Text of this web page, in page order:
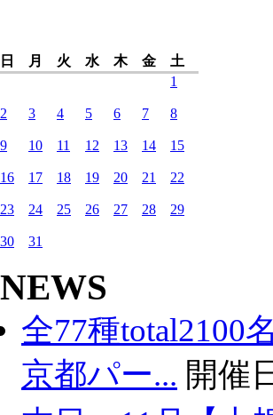
日 月 火 水 木 金
土
1
2 3 4 5 6 7 8
9 10 11 12 13 14 15
16 17 18 19 20 21 22
23 24 25 26 27 28 29
30 31
NEWS
全77種total2100
京都パー... 開催